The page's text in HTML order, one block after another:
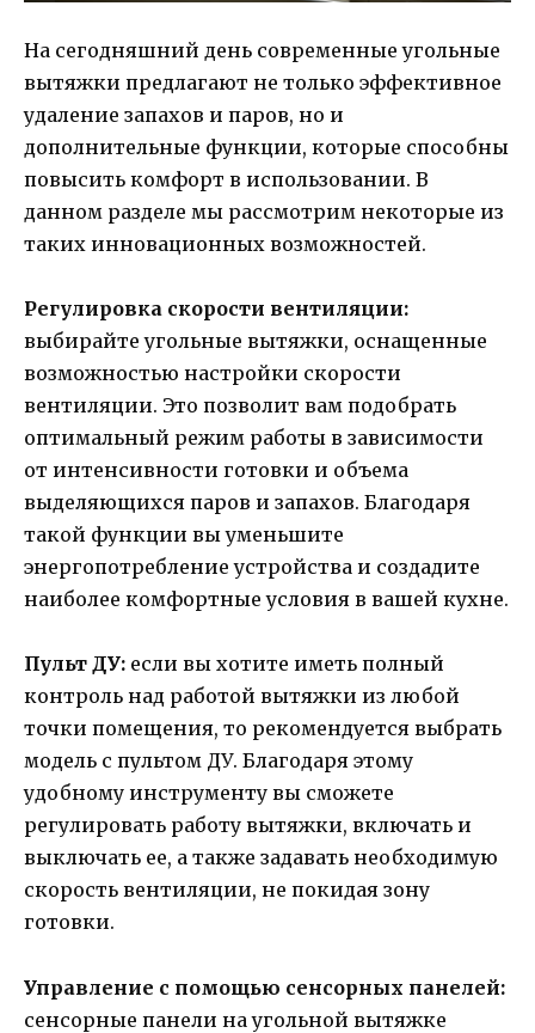
На сегодняшний день современные угольные
вытяжки предлагают не только эффективное
удаление запахов и паров, но и
дополнительные функции, которые способны
повысить комфорт в использовании. В
данном разделе мы рассмотрим некоторые из
таких инновационных возможностей.
Регулировка скорости вентиляции:
выбирайте угольные вытяжки, оснащенные
возможностью настройки скорости
вентиляции. Это позволит вам подобрать
оптимальный режим работы в зависимости
от интенсивности готовки и объема
выделяющихся паров и запахов. Благодаря
такой функции вы уменьшите
энергопотребление устройства и создадите
наиболее комфортные условия в вашей кухне.
Пульт ДУ: если вы хотите иметь полный
контроль над работой вытяжки из любой
точки помещения, то рекомендуется выбрать
модель с пультом ДУ. Благодаря этому
удобному инструменту вы сможете
регулировать работу вытяжки, включать и
выключать ее, а также задавать необходимую
скорость вентиляции, не покидая зону
готовки.
Управление с помощью сенсорных панелей:
сенсорные панели на угольной вытяжке